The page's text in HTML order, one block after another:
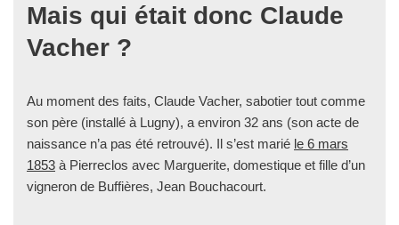
Mais qui était donc Claude
Vacher ?
Au moment des faits, Claude Vacher, sabotier tout comme
son père (installé à Lugny), a environ 32 ans (son acte de
naissance n’a pas été retrouvé). Il s’est marié le 6 mars
1853 à Pierreclos avec Marguerite, domestique et fille d’un
vigneron de Buffières, Jean Bouchacourt.